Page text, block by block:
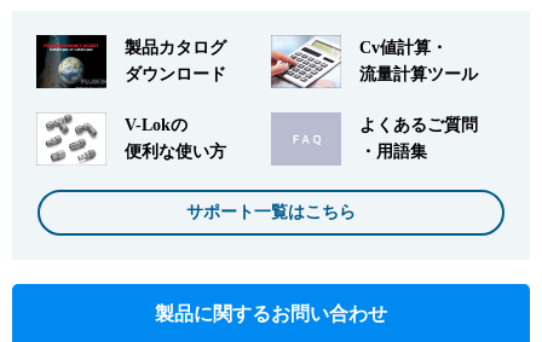
製品カタログ
ダウンロード
Cv値計算・
流量計算ツール
V-Lokの
便利な使い方
よくあるご質問
・用語集
サポート一覧はこちら
製品に関するお問い合わせ